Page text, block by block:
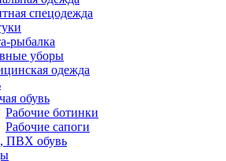
спецодежда
рыбалка
уборы
одежда
обувь
Рабочие ботинки
Рабочие сапоги
ПВХ обувь